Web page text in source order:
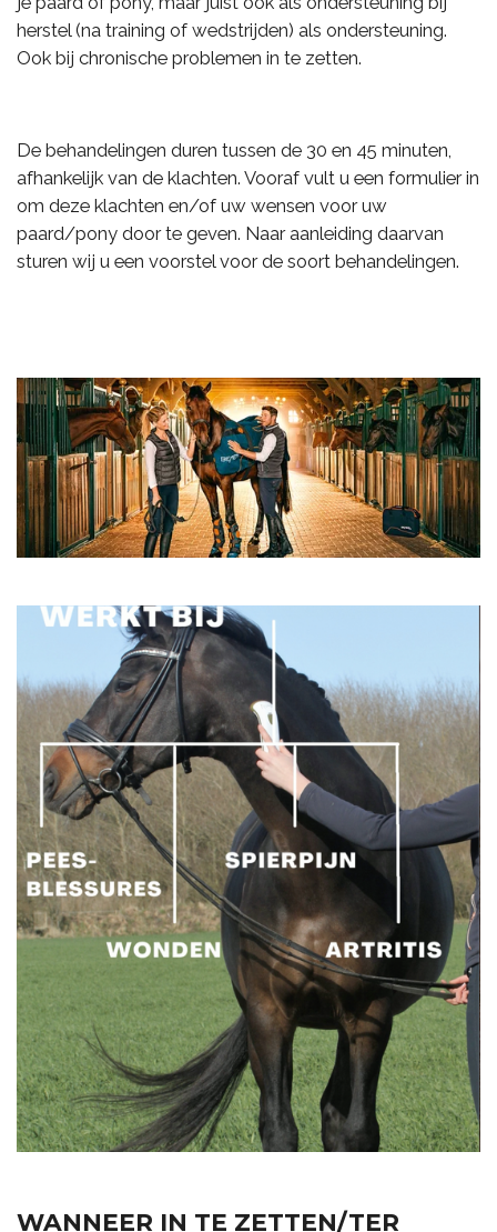
herstel (na training of wedstrijden) als ondersteuning.
Ook bij chronische problemen in te zetten.
De behandelingen duren tussen de 30 en 45 minuten,
afhankelijk van de klachten. Vooraf vult u een formulier in
om deze klachten en/of uw wensen voor uw
paard/pony door te geven. Naar aanleiding daarvan
sturen wij u een voorstel voor de soort behandelingen.
WANNEER IN TE ZETTEN/TER